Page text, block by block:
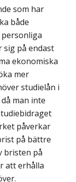
som har
både
på endast
ekonomiska
mer
studielån i
man inte
påverkar
på bättre
bristen på
att erhålla